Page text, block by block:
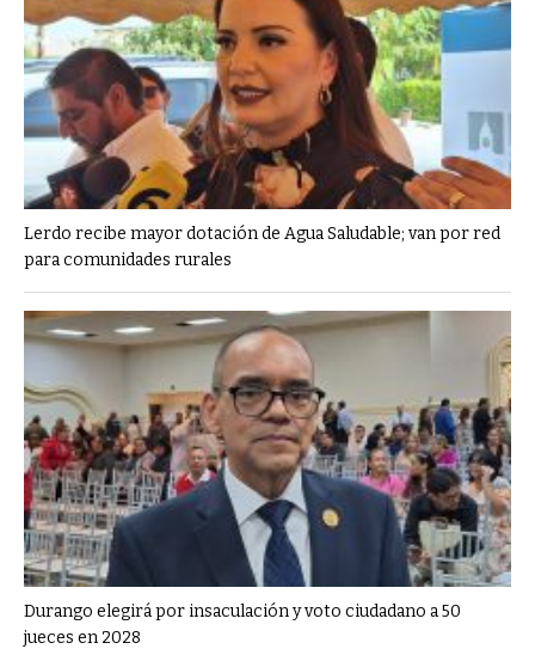
Lerdo recibe mayor dotación de Agua Saludable; van por red
para comunidades rurales
Durango elegirá por insaculación y voto ciudadano a 50
jueces en 2028